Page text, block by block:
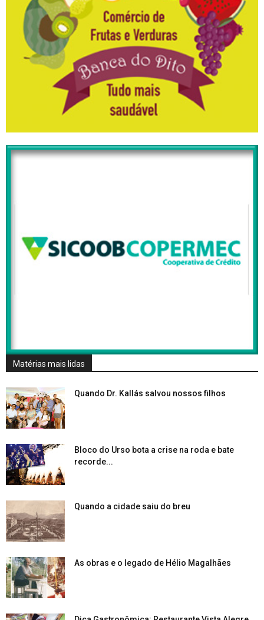
Matérias mais lidas
Quando Dr. Kallás salvou nossos filhos
Bloco do Urso bota a crise na roda e bate
recorde...
Quando a cidade saiu do breu
As obras e o legado de Hélio Magalhães